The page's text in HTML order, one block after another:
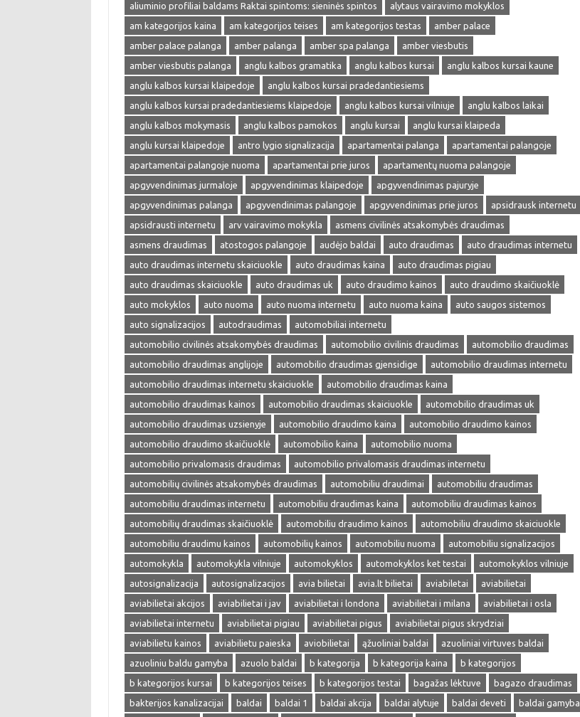
aliuminio profiliai baldams Raktai spintoms: sieninės spintos
alytaus vairavimo mokyklos
am kategorijos kaina
am kategorijos teises am kategorijos testas
amber palace
amber palace palanga
amber palanga amber spa palanga
amber viesbutis
amber viesbutis palanga
anglu kalbos gramatika anglu kalbos kursai
anglu kalbos kursai kaune
anglu kalbos kursai klaipedoje
anglu kalbos kursai pradedantiesiems
anglu kalbos kursai pradedantiesiems klaipedoje
anglu kalbos kursai vilniuje
anglu kalbos laikai
anglu kalbos mokymasis
anglu kalbos pamokos anglu kursai
anglu kursai klaipeda
anglu kursai klaipedoje
antro lygio signalizacija apartamentai palanga
apartamentai palangoje
apartamentai palangoje nuoma
apartamentai prie juros
apartamentų nuoma palangoje
apgyvendinimas jurmaloje
apgyvendinimas klaipedoje
apgyvendinimas pajuryje
apgyvendinimas palanga
apgyvendinimas palangoje apgyvendinimas prie juros
apsidrausk internetu
apsidrausti internetu
arv vairavimo mokykla
asmens civilinės atsakomybės draudimas
asmens draudimas
atostogos palangoje audėjo baldai auto draudimas
auto draudimas internetu
auto draudimas internetu skaiciuokle
auto draudimas kaina
auto draudimas pigiau
auto draudimas skaiciuokle
auto draudimas uk auto draudimo kainos
auto draudimo skaičiuoklė
auto mokyklos
auto nuoma auto nuoma internetu auto nuoma kaina
auto saugos sistemos
auto signalizacijos
autodraudimas
automobiliai internetu
automobilio civilinės atsakomybės draudimas
automobilio civilinis draudimas
automobilio draudimas
automobilio draudimas anglijoje
automobilio draudimas gjensidige
automobilio draudimas internetu
automobilio draudimas internetu skaiciuokle
automobilio draudimas kaina
automobilio draudimas kainos
automobilio draudimas skaiciuokle
automobilio draudimas uk
automobilio draudimas uzsienyje
automobilio draudimo kaina
automobilio draudimo kainos
automobilio draudimo skaičiuoklė
automobilio kaina
automobilio nuoma
automobilio privalomasis draudimas
automobilio privalomasis draudimas internetu
automobilių civilinės atsakomybės draudimas
automobiliu draudimai
automobiliu draudimas
automobiliu draudimas internetu
automobiliu draudimas kaina
automobiliu draudimas kainos
automobilių draudimas skaičiuoklė
automobiliu draudimo kainos
automobiliu draudimo skaiciuokle
automobiliu draudimu kainos
automobilių kainos automobiliu nuoma
automobiliu signalizacijos
automokykla
automokykla vilniuje automokyklos automokyklos ket testai
automokyklos vilniuje
autosignalizacija
autosignalizacijos avia bilietai avia.lt bilietai aviabiletai
aviabilietai
aviabilietai akcijos
aviabilietai i jav aviabilietai i londona aviabilietai i milana
aviabilietai i osla
aviabilietai internetu
aviabilietai pigiau aviabilietai pigus
aviabilietai pigus skrydziai
aviabilietu kainos
aviabilietu paieska aviobilietai ąžuoliniai baldai
azuoliniai virtuves baldai
azuoliniu baldu gamyba
azuolo baldai b kategorija b kategorija kaina
b kategorijos
b kategorijos kursai
b kategorijos teises b kategorijos testai bagažas lėktuve
bagazo draudimas
bakterijos kanalizacijai
baldai baldai 1 baldai akcija baldai alytuje baldai deveti
baldai gamyba